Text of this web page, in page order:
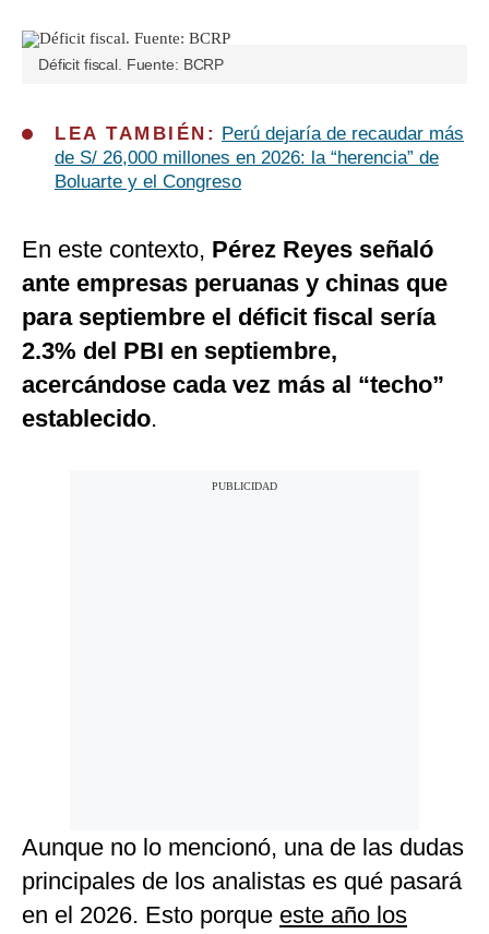
Déficit fiscal. Fuente: BCRP
LEA TAMBIÉN:
Perú dejaría de recaudar más
de S/ 26,000 millones en 2026: la “herencia” de
Boluarte y el Congreso
En este contexto, Pérez Reyes señaló
ante empresas peruanas y chinas que
para septiembre el déficit fiscal sería
2.3% del PBI en septiembre,
acercándose cada vez más al “techo”
establecido.
Aunque no lo mencionó, una de las dudas
principales de los analistas es qué pasará
en el 2026. Esto porque este año los